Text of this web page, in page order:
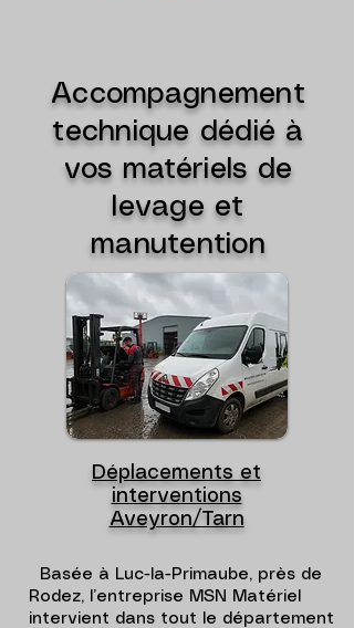
Accompagnement
technique dédié à
vos matériels de
levage et
manutention
Déplacements et
interventions
Aveyron/Tarn
Basée à Luc-la-Primaube, près de
Rodez, l’entreprise MSN Matériel
intervient dans tout le département